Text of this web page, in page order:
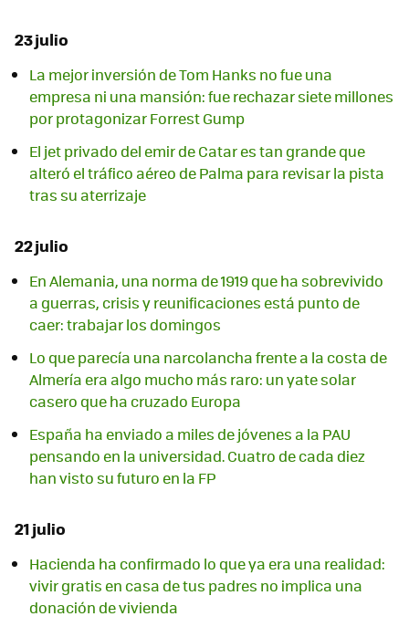
23 julio
La mejor inversión de Tom Hanks no fue una
empresa ni una mansión: fue rechazar siete millones
por protagonizar Forrest Gump
El jet privado del emir de Catar es tan grande que
alteró el tráfico aéreo de Palma para revisar la pista
tras su aterrizaje
22 julio
En Alemania, una norma de 1919 que ha sobrevivido
a guerras, crisis y reunificaciones está punto de
caer: trabajar los domingos
Lo que parecía una narcolancha frente a la costa de
Almería era algo mucho más raro: un yate solar
casero que ha cruzado Europa
España ha enviado a miles de jóvenes a la PAU
pensando en la universidad. Cuatro de cada diez
han visto su futuro en la FP
21 julio
Hacienda ha confirmado lo que ya era una realidad:
vivir gratis en casa de tus padres no implica una
donación de vivienda